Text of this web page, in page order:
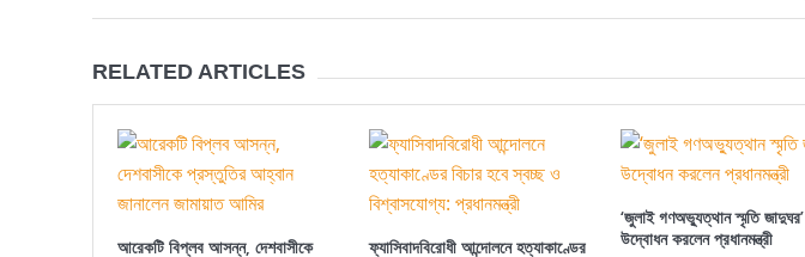
RELATED ARTICLES
আরেকটি বিপ্লব আসন্ন, দেশবাসীকে
ফ্যাসিবাদবিরোধী আন্দোলনে হত্যাকাণ্ডের
‘জুলাই গণঅভ্যুত্থান স্মৃতি জাদুঘর’
উদ্বোধন করলেন প্রধানমন্ত্রী